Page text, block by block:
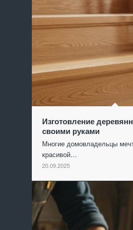
Изготовление
своими руками
Многие домовладельцы
красивой…
20.09.2025